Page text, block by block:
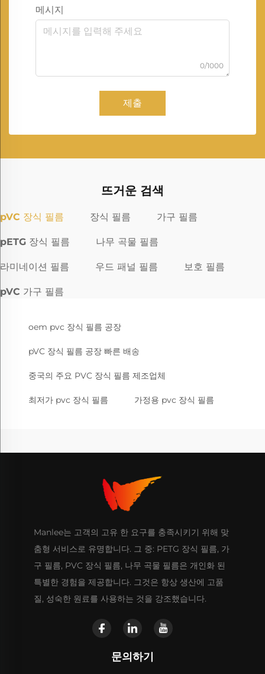
메시지
0/1000
제출
뜨거운 검색
pVC 장식 필름 장식 필름 가구 필름
pETG 장식 필름 나무 곡물 필름
라미네이션 필름 우드 패널 필름 보호 필름
pVC 가구 필름
oem pvc 장식 필름 공장
pVC 장식 필름 공장 빠른 배송
중국의 주요 PVC 장식 필름 제조업체
최저가 pvc 장식 필름 가정용 pvc 장식 필름
Manlee는 고객의 고유 한 요구를 충족시키기 위해 맞
춤형 서비스로 유명합니다. 그 중: PETG 장식 필름, 가
구 필름, PVC 장식 필름, 나무 곡물 필름은 개인화 된
특별한 경험을 제공합니다. 그것은 항상 생산에 고품
질, 성숙한 원료를 사용하는 것을 강조했습니다.
문의하기